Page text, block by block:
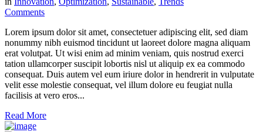
Comments
Lorem ipsum dolor sit amet, consectetuer adipiscing elit, sed diam
nonummy nibh euismod tincidunt ut laoreet dolore magna aliquam
erat volutpat. Ut wisi enim ad minim veniam, quis nostrud exerci
tation ullamcorper suscipit lobortis nisl ut aliquip ex ea commodo
consequat. Duis autem vel eum iriure dolor in hendrerit in vulputate
velit esse molestie consequat, vel illum dolore eu feugiat nulla
facilisis at vero eros...
Read More